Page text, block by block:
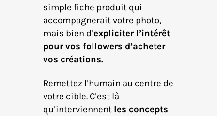
simple fiche produit qui
accompagnerait votre photo,
mais bien d’expliciter l’intérêt
pour vos followers d’acheter
vos créations.
Remettez l’humain au centre de
votre cible. C’est là
qu’interviennent les concepts